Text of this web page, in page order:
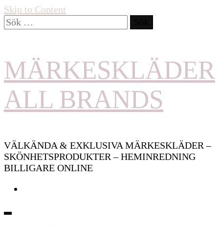
Skip to Content
Sök
efter:
MÄRKESKLÄDER
ALL BRANDS
VÄLKÄNDA & EXKLUSIVA MÄRKESKLÄDER –
SKÖNHETSPRODUKTER – HEMINREDNING
BILLIGARE ONLINE